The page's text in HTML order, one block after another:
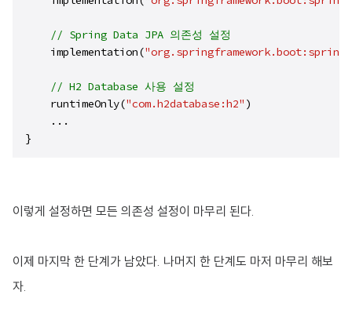
// Spring Data JPA 의존성 설정
    implementation(
// H2 Database 사용 설정
    runtimeOnly(
"com.h2database:h2" )
    ...
}
이렇게 설정하면 모든 의존성 설정이 마무리 된다.
이제 마지막 한 단계가 남았다. 나머지 한 단계도 마저 마무리 해보
자.